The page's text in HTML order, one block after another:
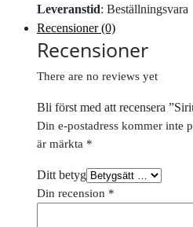
Leveranstid: Beställningsvara
Recensioner (0)
Recensioner
There are no reviews yet
Bli först med att recensera
Din e-postadress kommer inte
är märkta *
Ditt betyg
Din recension *